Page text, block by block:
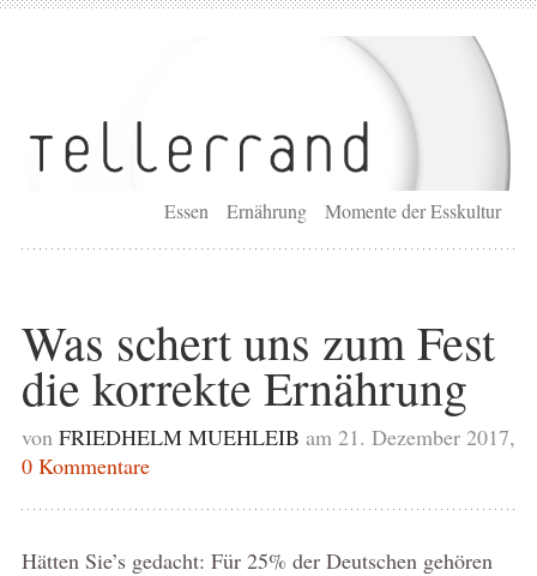
Essen Ernährung Momente der Esskultur
Was schert uns zum Fest
die korrekte Ernährung
von FRIEDHELM MUEHLEIB am 21. Dezember 2017,
0 Kommentare
Hätten Sie’s gedacht: Für 25% der Deutschen gehören